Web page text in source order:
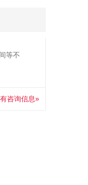
等不
咨询信息»